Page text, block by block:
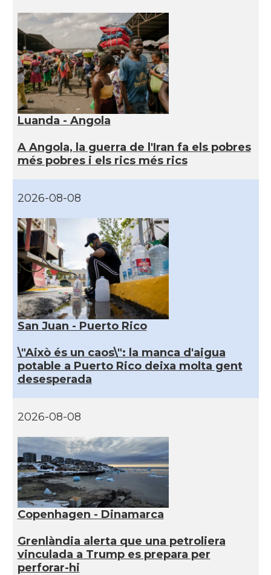
Luanda - Angola
A Angola, la guerra de l'Iran fa els pobres
més pobres i els rics més rics
2026-08-08
San Juan - Puerto Rico
\"Això és un caos\": la manca d'aigua
potable a Puerto Rico deixa molta gent
desesperada
2026-08-08
Copenhagen - Dinamarca
Grenlàndia alerta que una petroliera
vinculada a Trump es prepara per
perforar-hi